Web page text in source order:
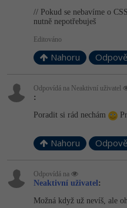
// Pokud se nebavíme o
nutně nepotřebuješ
Editováno
Nahoru
Odpovídá na Neaktivní uživatel
:
Poradit si rád nechám
Nahoru
Odpovídá na
Neaktivní uživatel:
Možná když už nevíš, ale